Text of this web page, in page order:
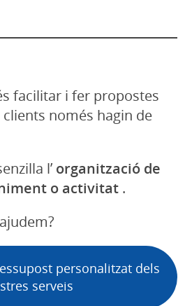
facilitar i fer propostes
només hagin de
l’ organització de
o activitat .
personalitzat dels
serveis